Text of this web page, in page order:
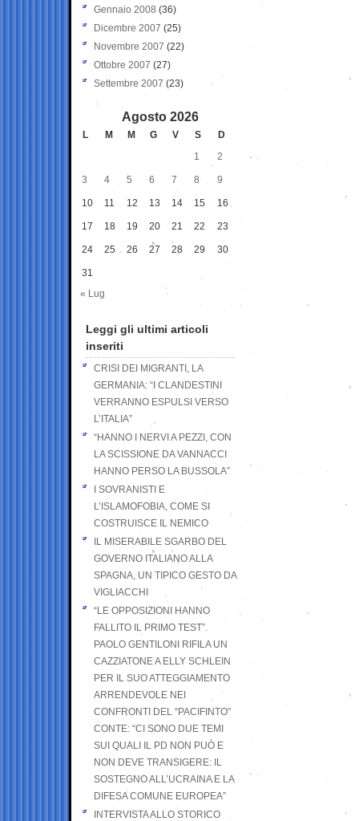
Gennaio 2008 (36)
Dicembre 2007 (25)
Novembre 2007 (22)
Ottobre 2007 (27)
Settembre 2007 (23)
Agosto 2026
L M M G V S
D
1
2
3 4 5 6 7 8 9
10 11 12 13 14 15 16
17 18 19 20 21 22 23
24 25 26 27 28 29 30
31
« Lug
Leggi gli ultimi articoli
inseriti
CRISI DEI MIGRANTI, LA
GERMANIA: “I CLANDESTINI
VERRANNO ESPULSI VERSO
L’ITALIA”
“HANNO I NERVI A PEZZI, CON
LA SCISSIONE DA VANNACCI
HANNO PERSO LA BUSSOLA”
I SOVRANISTI E
L’ISLAMOFOBIA, COME SI
COSTRUISCE IL NEMICO
IL MISERABILE SGARBO DEL
GOVERNO ITALIANO ALLA
SPAGNA, UN TIPICO GESTO DA
VIGLIACCHI
“LE OPPOSIZIONI HANNO
FALLITO IL PRIMO TEST”.
PAOLO GENTILONI RIFILA UN
CAZZIATONE A ELLY SCHLEIN
PER IL SUO ATTEGGIAMENTO
ARRENDEVOLE NEI
CONFRONTI DEL “PACIFINTO”
CONTE: “CI SONO DUE TEMI
SUI QUALI IL PD NON PUÒ E
NON DEVE TRANSIGERE: IL
SOSTEGNO ALL’UCRAINA E LA
DIFESA COMUNE EUROPEA”
INTERVISTA ALLO STORICO